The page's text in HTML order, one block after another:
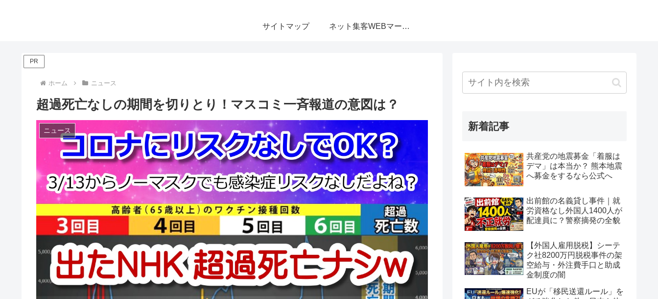
サイトマップ ネット集客WEBマーケティング無料相談室
PR
ホーム ニュース
超過死亡なしの期間を切りとり！マスコミ一斉報道の意図は？
ニュース 新着記事
共産党の地震募金「着服は
デマ」は本当か？ 熊本地震
へ募金をするなら公式へ
出前館の名義貸し事件｜就
労資格なし外国人1400人が
配達員に？警察摘発の全貌
【外国人雇用脱税】シーテ
ク社8200万円脱税事件の架
空給与・外注費手口と助成
金制度の闇
EUが「移民送還ルール」を